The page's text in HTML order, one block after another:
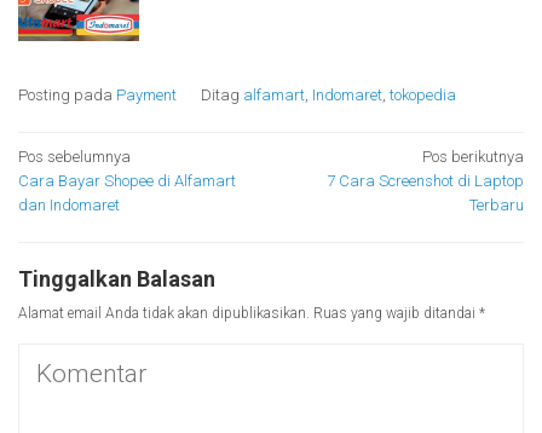
Posting pada Payment Ditag alfamart, Indomaret,tokopedia
Navigasi
pos
Pos sebelumnya
Cara Bayar Shopee di Alfamart
dan Indomaret
Pos berikutnya
7 Cara Screenshot di Laptop
Terbaru
Tinggalkan Balasan
Alamat email Anda tidak akan dipublikasikan. Ruas yang wajib ditandai *